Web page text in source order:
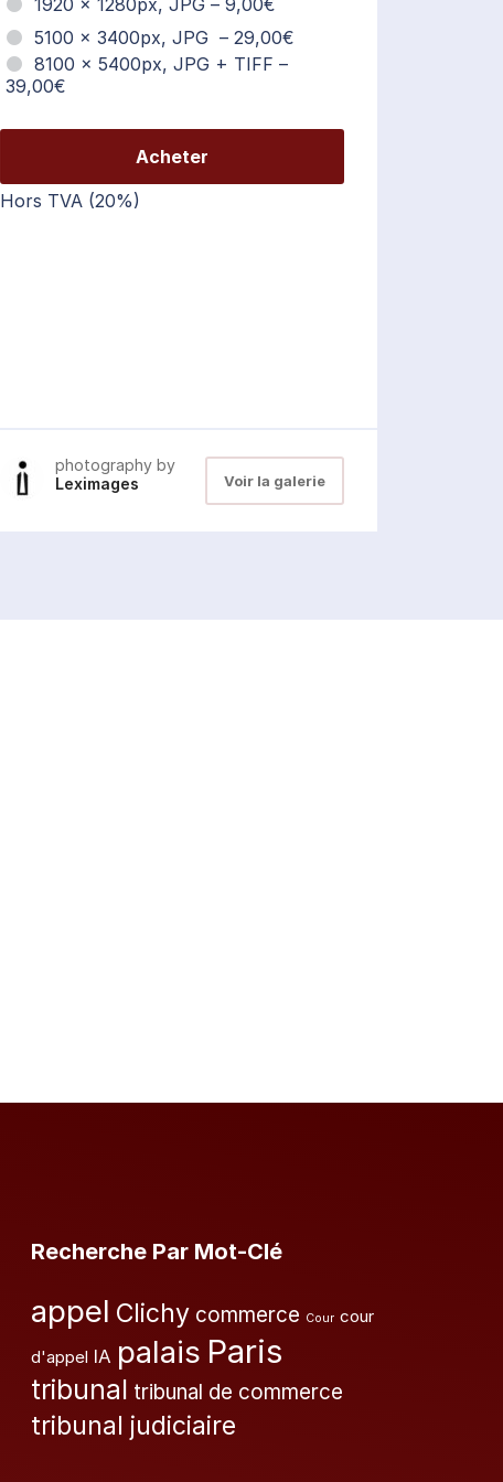
5100 × 3400px, JPG – 29,00€
8100 × 5400px, JPG + TIFF –
39,00€
Acheter
Hors TVA (20%)
photography by
Leximages
Voir la galerie
Recherche Par Mot-Clé
appel Clichy commerce Cour cour
d'appel IA palais Paris
tribunal tribunal de commerce
tribunal judiciaire